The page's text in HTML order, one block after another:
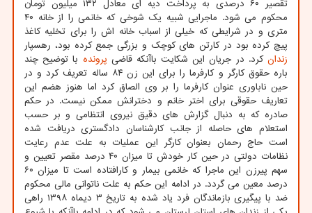
تقصیر ۶۰ درصدی به پرداخت دیه ای معادل ۱۳۲ میلیون تومان
محکوم می شود. ماجرایی شبیه یک شوخی که خانمی را از خانه ۴۰
متری و در شرایطی که خیلی از اسباب خانه اش را برای تخلیه کاغذ
پیچ کرده بود در کارتن های کوچک و بزرگی جمع کرده بود، رهسپار
زندانکرد. در جریان این شکایت باآنکه قاضی پرونده با توضیح چند
باره حقوق کارگر و کارفرما را برای این زن ۸۴ ساله تعریف کرد و در
حین ناباوری عنوان کارفرما را بر وی الصاق کرد اما هنوز هضم این
تعاریف حقوقی برای اختر خانم و دخترانش ممکن نیست. در حکم
صادره که به دنبال گزارش های دقیق نیروی انتظامی و بر حسب
استعلام های حاصله از جانب کارشناسان دادگستری دریافت شده
است حاج رحمان بعنوان کارگر این عملیات به علت عدم رعایت
نظامات دولتی در حین کار خودش تا میزان ۴۰ درصد مقصر تعیین و
سهم پیرزن این ماجرا که خانمی بیمار و کارافتاده است تا میزان ۶۰
درصد معین می گردد. در ادامه این حکم به علت ناتوانی مالی محکوم
ضد با پیگیری بازماندگان فرد یاد شده به تاریخ ۳ دیماه ۱۳۹۸ راهی